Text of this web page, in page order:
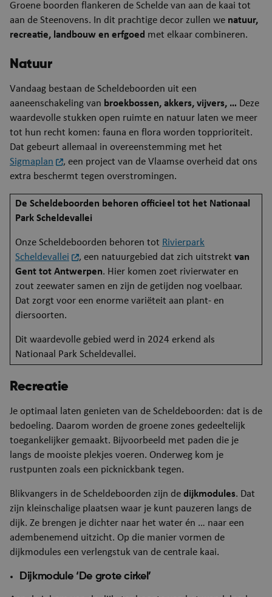
Groene boorden flankeren de Schelde van aan de kaai tot
aan de Steenovens. In dit prachtige decor zullen we natuur,
recreatie, landbouw en erfgoed met elkaar combineren.
Natuur
Vandaag bestaan de Scheldeboorden uit een
aaneenschakeling van broekbossen, akkers, vijvers, … Deze
waardevolle stukken open ruimte en natuur laten we meer
tot hun recht komen: fauna en flora worden topprioriteit.
Dat gebeurt allemaal in overeenstemming met het
Sigmaplan
, een project van de Vlaamse overheid dat ons
extra beschermt tegen overstromingen.
De Scheldeboorden behoren officieel tot het Nationaal
Park Scheldevallei
Onze Scheldeboorden behoren tot Rivierpark
Scheldevallei
, een natuurgebied dat zich uitstrekt van
Gent tot Antwerpen. Hier komen zoet rivierwater en
zout zeewater samen en zijn de getijden nog voelbaar.
Dat zorgt voor een enorme variëteit aan plant- en
diersoorten.
Dit waardevolle gebied werd in 2024 erkend als
Nationaal Park Scheldevallei.
Recreatie
Je optimaal laten genieten van de Scheldeboorden: dat is de
bedoeling. Daarom worden de groene zones gedeeltelijk
toegankelijker gemaakt. Bijvoorbeeld met paden die je
langs de mooiste plekjes voeren. Onderweg kom je
rustpunten zoals een picknickbank tegen.
Blikvangers in de Scheldeboorden zijn de dijkmodules. Dat
zijn kleinschalige plaatsen waar je kunt pauzeren langs de
dijk. Ze brengen je dichter naar het water én … naar een
adembenemend uitzicht. Op die manier vormen de
dijkmodules een verlengstuk van de centrale kaai.
Dijkmodule ‘De grote cirkel’